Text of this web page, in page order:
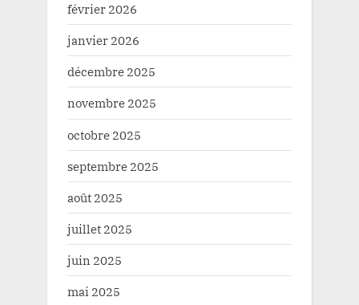
février 2026
janvier 2026
décembre 2025
novembre 2025
octobre 2025
septembre 2025
août 2025
juillet 2025
juin 2025
mai 2025